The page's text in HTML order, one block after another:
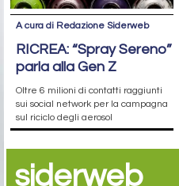
A cura di Redazione Siderweb
RICREA: “Spray Sereno”
parla alla Gen Z
Oltre 6 milioni di contatti raggiunti
sui social network per la campagna
sul riciclo degli aerosol
siderweb